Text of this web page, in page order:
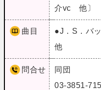
介vc 他〕
曲目
●J．S．バ
他
問合せ
同団
03-3851-